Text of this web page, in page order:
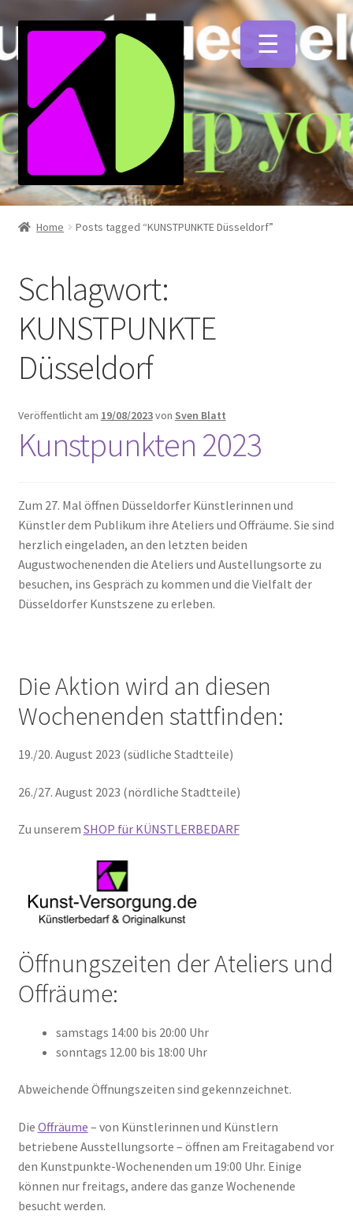
Zur
Zum
Künstlerfarben
Pinsel
Leinwände
Zeichnen/Kolorieren
Linoldruck
Zubehör
Schule
%Angebote%
Home Posts tagged “KUNSTPUNKTE Düsseldorf”
Schlagwort:
KUNSTPUNKTE
Düsseldorf
Veröffentlicht am 19/08/2023von Sven Blatt
Kunstpunkten 2023
Zum 27. Mal öffnen Düsseldorfer Künstlerinnen und
Künstler dem Publikum ihre Ateliers und Offräume. Sie sind
herzlich eingeladen, an den letzten beiden
Augustwochenenden die Ateliers und Austellungsorte zu
besuchen, ins Gespräch zu kommen und die Vielfalt der
Düsseldorfer Kunstszene zu erleben.
Die Aktion wird an diesen
Wochenenden stattfinden:
19./20. August 2023 (südliche Stadtteile)
26./27. August 2023 (nördliche Stadtteile)
Zu unserem SHOP für KÜNSTLERBEDARF
Öffnungszeiten der Ateliers und
Offräume:
samstags 14:00 bis 20:00 Uhr
sonntags 12.00 bis 18:00 Uhr
Abweichende Öffnungszeiten sind gekennzeichnet.
Die Offräume – von Künstlerinnen und Künstlern
betriebene Ausstellungsorte – öffnen am Freitagabend vor
den Kunstpunkte-Wochenenden um 19:00 Uhr. Einige
können nur freitags, andere das ganze Wochenende
besucht werden.